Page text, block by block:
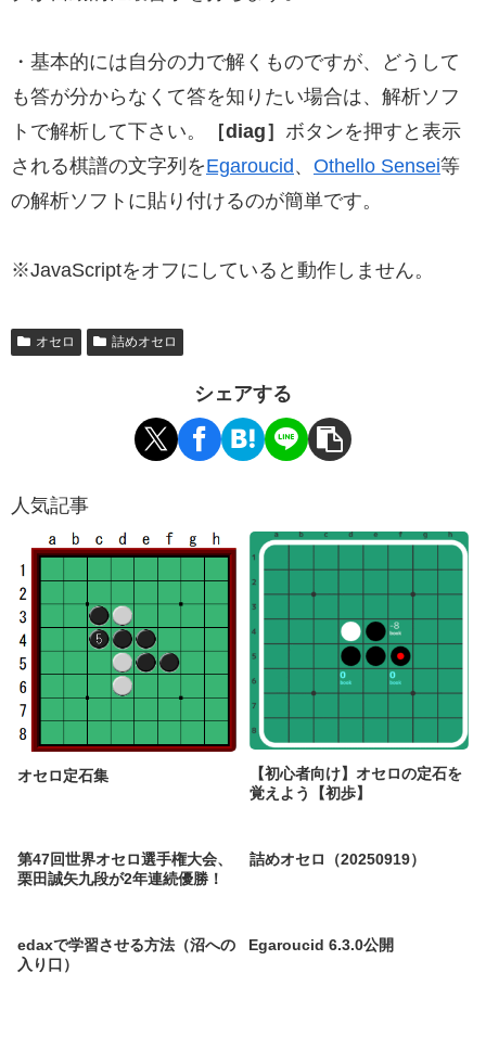
・基本的には自分の力で解くものですが、どうして
も答が分からなくて答を知りたい場合は、解析ソフ
トで解析して下さい。
［diag］ ボタンを押すと表示
される棋譜の文字列をEgaroucid、 Othello Sensei等
の解析ソフトに貼り付けるのが簡単です。
※JavaScriptをオフにしていると動作しません。
オセロ 詰めオセロ
シェアする
人気記事
オセロ定石集
【初心者向け】オセロの定石を
覚えよう【初歩】
第47回世界オセロ選手権大会、
栗田誠矢九段が2年連続優勝！
詰めオセロ（20250919）
edaxで学習させる方法（沼への
入り口）
Egaroucid 6.3.0公開